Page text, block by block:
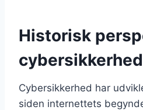
Historisk
Cybersikkerhed har
siden internettets